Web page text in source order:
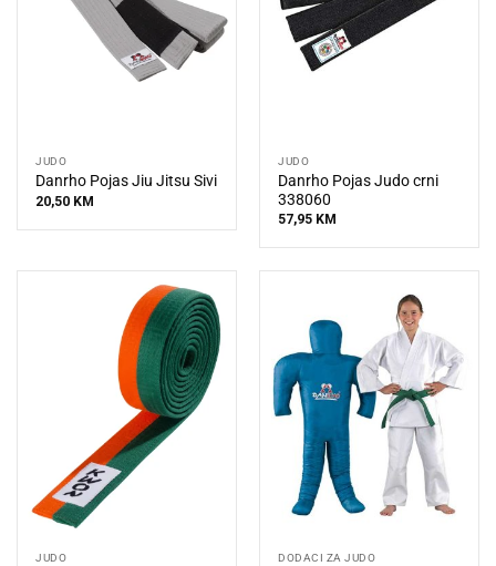
JUDO
Danrho Pojas Jiu Jitsu Sivi
20,50 KM
JUDO
Danrho Pojas Judo crni
338060
57,95 KM
JUDO DODACI ZA JUDO